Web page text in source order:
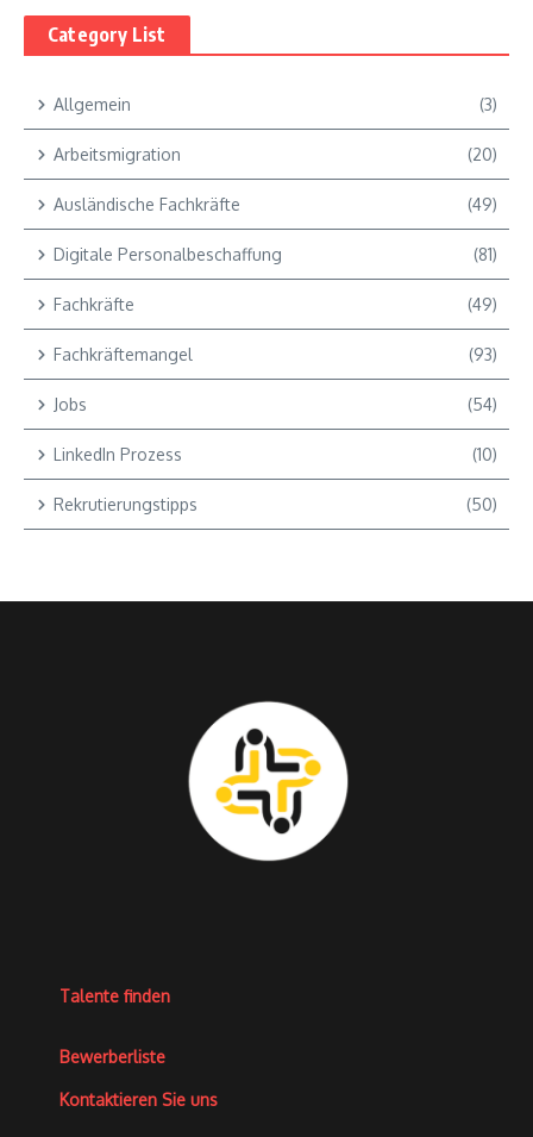
Category List
Allgemein (3)
Arbeitsmigration (20)
Ausländische Fachkräfte (49)
Digitale Personalbeschaffung (81)
Fachkräfte (49)
Fachkräftemangel (93)
Jobs (54)
LinkedIn Prozess (10)
Rekrutierungstipps (50)
Talente finden
Bewerberliste
Kontaktieren Sie uns